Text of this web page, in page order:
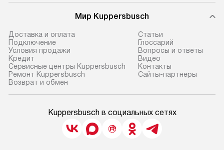
Мир Kuppersbusch
Доставка и оплата
Подключение
Условия продажи
Кредит
Сервисные центры Kuppersbusch
Ремонт Kuppersbusch
Возврат и обмен
Cтатьи
Глоссарий
Вопросы и ответы
Видео
Контакты
Сайты-партнеры
Kuppersbusch в социальных сетях